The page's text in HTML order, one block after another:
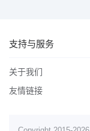
支持与服务
关于我们
友情链接